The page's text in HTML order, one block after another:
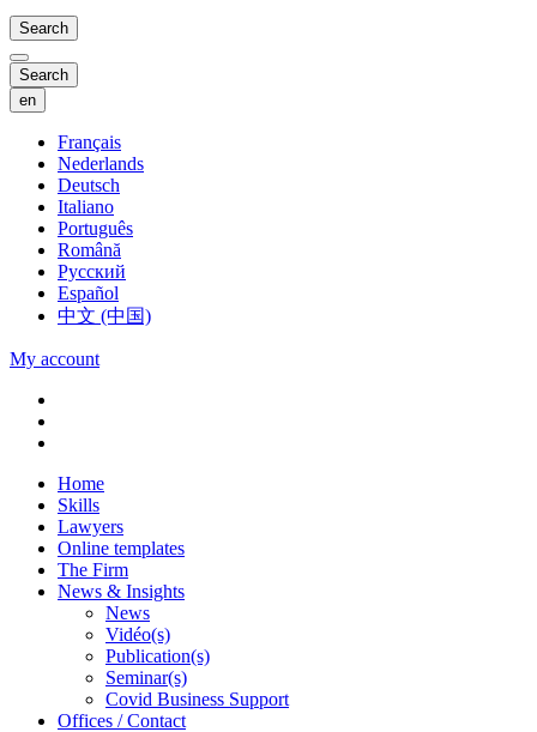
Search
Search
en
Français
Nederlands
Deutsch
Italiano
Português
Română
Русский
Español
中文 (中国)
My account
Home
Skills
Lawyers
Online templates
The Firm
News & Insights
News
Vidéo(s)
Publication(s)
Seminar(s)
Covid Business Support
Offices / Contact